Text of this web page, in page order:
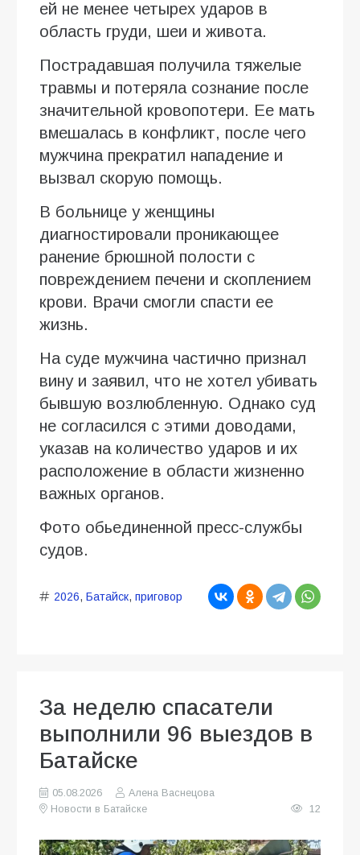
ей не менее четырех ударов в
область груди, шеи и живота.
Пострадавшая получила тяжелые
травмы и потеряла сознание после
значительной кровопотери. Ее мать
вмешалась в конфликт, после чего
мужчина прекратил нападение и
вызвал скорую помощь.
В больнице у женщины
диагностировали проникающее
ранение брюшной полости с
повреждением печени и скоплением
крови. Врачи смогли спасти ее
жизнь.
На суде мужчина частично признал
вину и заявил, что не хотел убивать
бывшую возлюбленную. Однако суд
не согласился с этими доводами,
указав на количество ударов и их
расположение в области жизненно
важных органов.
Фото обьединенной пресс-службы
судов.
2026, Батайск, приговор
За неделю спасатели
выполнили 96 выездов в
Батайске
05.08.2026
Алена Васнецова
Новости в Батайске
12